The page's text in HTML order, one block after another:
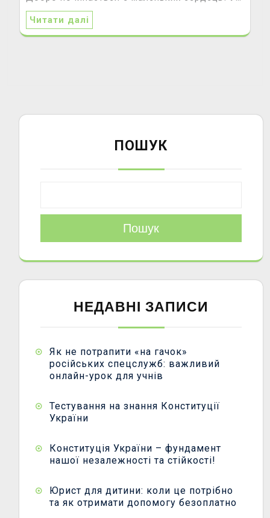
Читати далі
ПОШУК
Пошук
НЕДАВНІ ЗАПИСИ
Як не потрапити «на гачок»
російських спецслужб: важливий
онлайн-урок для учнів
Тестування на знання Конституції
України
Конституція України – фундамент
нашої незалежності та стійкості!
Юрист для дитини: коли це потрібно
та як отримати допомогу безоплатно